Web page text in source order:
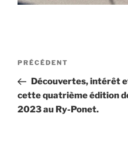
Navigation
l’article
Article
précédent
PRÉCÉDENT
Découvertes, intérêt
cette quatrième édition
2023 au Ry-Ponet.